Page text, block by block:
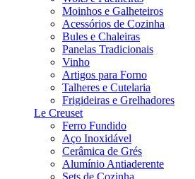
Moinhos e Galheteiros
Acessórios de Cozinha
Bules e Chaleiras
Panelas Tradicionais
Vinho
Artigos para Forno
Talheres e Cutelaria
Frigideiras e Grelhadores
Le Creuset
Ferro Fundido
Aço Inoxidável
Cerâmica de Grés
Alumínio Antiaderente
Sets de Cozinha